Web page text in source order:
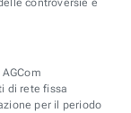
controversie è
di rete fissa
per il periodo